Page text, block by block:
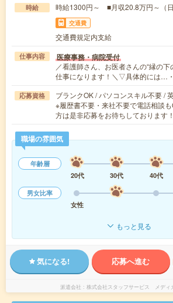
時給 時給1300円～ ■月収20.8万円～（
交通費
交通費規定内支給
仕事内容 医療事務・病院受付
／看護師さん、お医者さんの“縁の
仕事になります！＼▽具体的には…
応募資格
ブランクOK / パソコンスキル不要 /
※履歴書不要・来社不要で電話相談
方は是非応募をお待ちしております
職場の雰囲気
年齢層
20代
30代 40代
男女比率
女性
もっと見る
気になる! 応募へ進む
派遣会社 株式会社スタッフサービス メディ